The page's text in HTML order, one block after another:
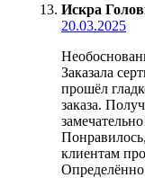
Искра
20.03.2025
Заказала
прошёл
заказа.
клиентам